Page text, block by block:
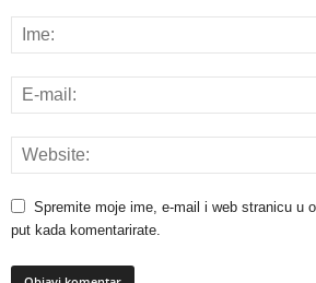
Spremite moje ime, e-mail i web stranicu u
put kada komentarirate.